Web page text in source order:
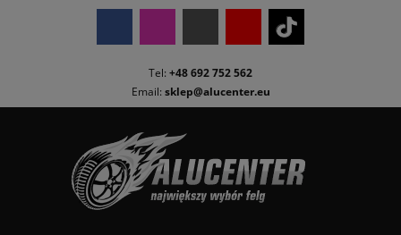
Tel: +48 692 752 562
Email: sklep@alucenter.eu